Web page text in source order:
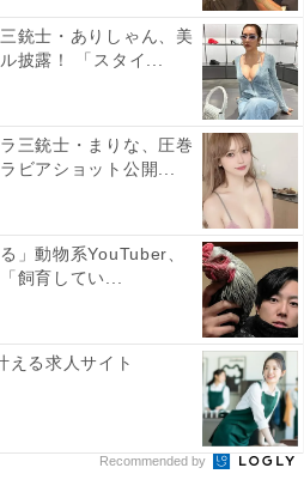
銃士・ありしゃん、美
披露！ 「スタイ...
三銃士・まりな、圧巻
ビアショット公開...
」動物系YouTuber、
飼育してい...
える求人サイト
Recommended by